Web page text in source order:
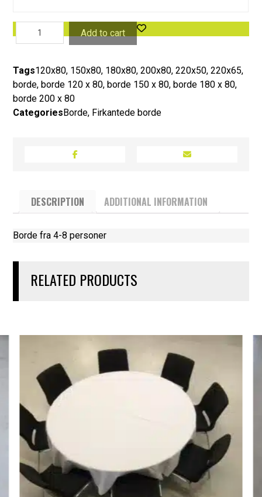
Add to cart
Tags120x80, 150x80, 180x80,200x80,220x50,220x65,
borde, borde 120 x 80, borde 150 x 80, borde 180 x 80,
borde 200 x 80
Categories Borde, Firkantede borde
DESCRIPTION ADDITIONAL INFORMATION
Borde fra 4-8 personer
RELATED PRODUCTS